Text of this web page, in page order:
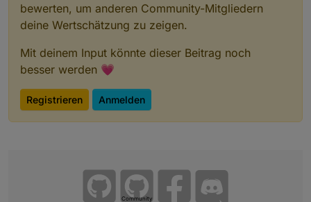
bewerten, um anderen Community-Mitgliedern
deine Wertschätzung zu zeigen.
Mit deinem Input könnte dieser Beitrag noch
besser werden 💗
Registrieren Anmelden
Community